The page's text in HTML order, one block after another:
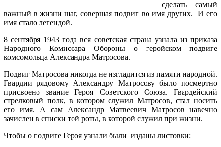
сделать самый
важный в жизни шаг, совершая подвиг во имя других. И его
имя стало легендой.
8 сентября 1943 года вся советская страна узнала из приказа
Народного Комиссара Обороны о геройском подвиге
комсомольца Александра Матросова.
Подвиг Матросова никогда не изгладится из памяти народной.
Гвардии рядовому Александру Матросову было посмертно
присвоено звание Героя Советского Союза. Гвардейский
стрелковый полк, в котором служил Матросов, стал носить
его имя. А сам Александр Матвеевич Матросов навечно
зачислен в списки той роты, в которой служил при жизни.
Чтобы о подвиге Героя узнали были изданы листовки: